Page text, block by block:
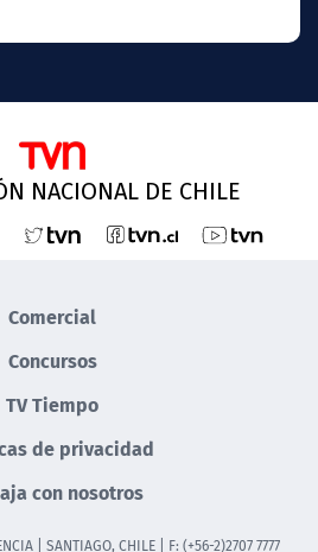
NACIONAL DE CHILE
Comercial
Concursos
TV Tiempo
de privacidad
con nosotros
| SANTIAGO, CHILE | F: (+56-2)2707 7777